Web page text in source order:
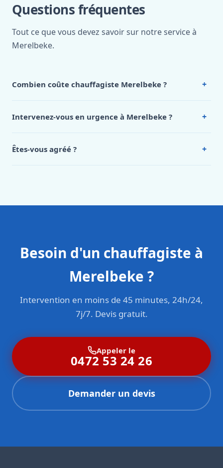
Questions fréquentes
Tout ce que vous devez savoir sur notre service à
Merelbeke.
Combien coûte chauffagiste Merelbeke ? +
Merelbeke, appelez le 0472 53 24 26.
Intervenez-vous en urgence à Merelbeke ? +
Êtes-vous agréé ? +
Besoin d'un chauffagiste à
Merelbeke ?
Intervention en moins de 45 minutes, 24h/24,
7j/7. Devis gratuit.
Appeler le
0472 53 24 26
Demander un devis